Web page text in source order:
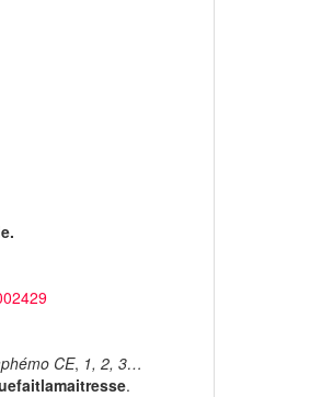
CE, 1, 2, 3…
.